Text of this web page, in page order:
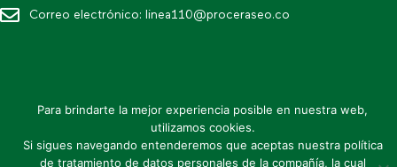
Correo electrónico: linea110@proceraseo.co
* Política editorial y condiciones de uso
* Política de datos personales
* Mapa de sitio
Para brindarte la mejor experiencia posible en nuestra web,
utilizamos cookies.
Si sigues navegando entenderemos que aceptas nuestra política
de tratamiento de datos personales de la compañía, la cual